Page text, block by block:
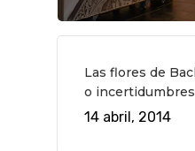
Las flores de
o incertidumbres
14 abril, 2014